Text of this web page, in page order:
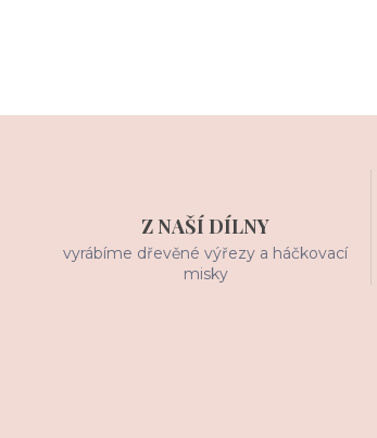
Z NAŠÍ DÍLNY
vyrábíme dřevěné výřezy a háčkovací
misky